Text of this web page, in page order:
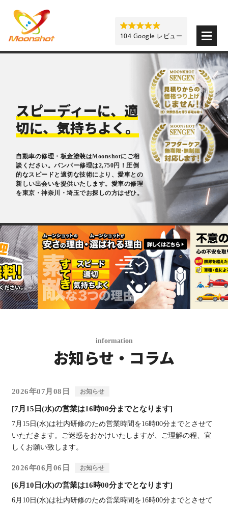
スピーディーに、適
切に、気持ちよく。
自動車の修理・板金塗装はMoonshotにご相
談ください。バンパー修理は2,750円！圧倒
的なスピードと適切な技術により、愛車との
新しい出会いを提供いたします。愛車の修理
を東京・神奈川・埼玉でお探しの方はぜひ。
information
お知らせ・コラム
2026年07月08日 お知らせ
[7月15日(水)の営業は16時00分までとなります]
7月15日(水)は社内研修のため営業時間を16時00分までとさせて
いただきます。ご迷惑をおかけいたしますが、ご理解の程、宜
しくお願い致します。
2026年06月06日 お知らせ
[6月10日(水)の営業は16時00分までとなります]
6月10日(水)は社内研修のため営業時間を16時00分までとさせて
104 Google レビュー